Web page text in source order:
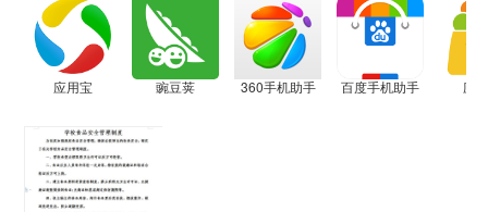
应用宝 豌豆荚 360手机助手 百度手机助手 应